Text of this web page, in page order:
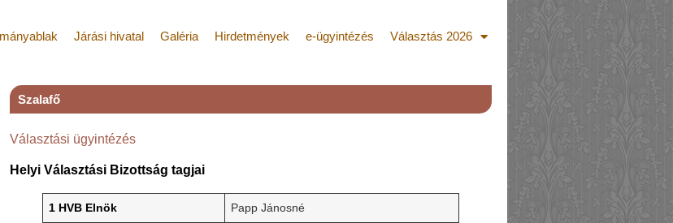
Járási hivatal Galéria Hirdetmények e-ügyintézés Választás 2026
Szalafő
Választási ügyintézés
Helyi Választási Bizottság tagjai
1 HVB Elnök Papp Jánosné